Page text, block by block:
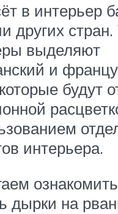
в интерьер
других стран.
выделяют
и
будут
интерьера.
дырки на